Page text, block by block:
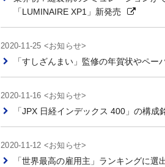
「LUMINAIRE XP1」新発売
2020-11-25 <お知らせ>
「すしざんまい」監修の年賀状やペ
2020-11-16 <お知らせ>
「JPX 日経インデックス 400」の構成
2020-11-12 <お知らせ>
「世界最高の雇用主」ランキングに選